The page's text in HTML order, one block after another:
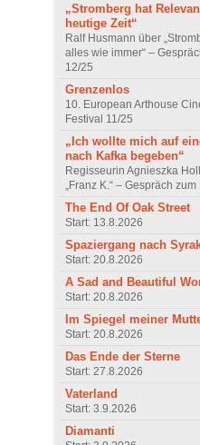
„Stromberg hat
heutige Zeit“
Ralf Husmann über
alles wie immer“ –
12/25
Grenzenlos
10. European Arthouse
Festival 11/25
„Ich wollte mich auf
nach Kafka begeben“
Regisseurin Agnieszka
„Franz K.“ – Gespräch
The End Of Oak Street
Start: 13.8.2026
Spaziergang nach
Start: 20.8.2026
A Sad and Beautiful
Start: 20.8.2026
Im Spiegel meiner
Start: 20.8.2026
Das Ende der Sterne
Start: 27.8.2026
Vaterland
Start: 3.9.2026
Diamanti